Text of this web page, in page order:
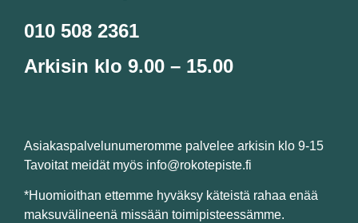
010 508 2361
Arkisin klo 9.00 – 15.00
Asiakaspalvelunumeromme palvelee arkisin klo 9-15
Tavoitat meidät myös info@rokotepiste.fi
*Huomioithan ettemme hyväksy käteistä rahaa enää
maksuvälineenä missään toimipisteessämme.